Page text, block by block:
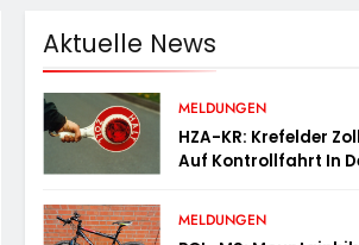
Aktuelle News
MELDUNGEN
HZA-KR: Krefelder
Auf Kontrollfahrt In
MELDUNGEN